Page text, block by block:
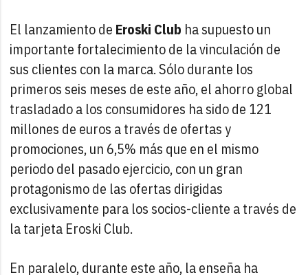
El lanzamiento de Eroski Club ha supuesto un
importante fortalecimiento de la vinculación de
sus clientes con la marca. Sólo durante los
primeros seis meses de este año, el ahorro global
trasladado a los consumidores ha sido de 121
millones de euros a través de ofertas y
promociones, un 6,5% más que en el mismo
periodo del pasado ejercicio, con un gran
protagonismo de las ofertas dirigidas
exclusivamente para los socios-cliente a través de
la tarjeta Eroski Club.
En paralelo, durante este año, la enseña ha